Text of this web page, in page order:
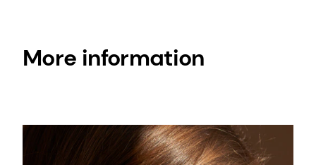
More information